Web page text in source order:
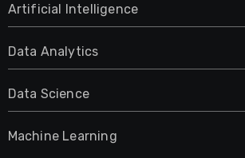
Artificial Intelligence
Data Analytics
Data Science
Machine Learning